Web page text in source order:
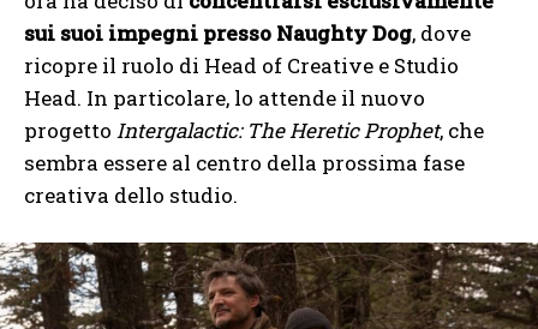
sui suoi impegni presso Naughty Dog, dove
ricopre il ruolo di Head of Creative e Studio
Head. In particolare, lo attende il nuovo
progetto Intergalactic: The Heretic Prophet, che
sembra essere al centro della prossima fase
creativa dello studio.